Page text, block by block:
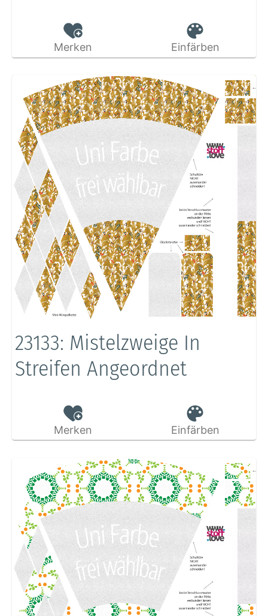
Merken Einfärben
23133: Mistelzweige In
Streifen Angeordnet
Merken Einfärben